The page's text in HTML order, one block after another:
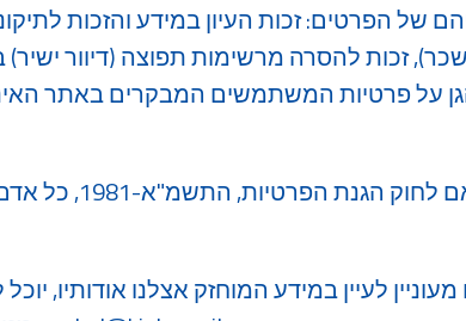
של הפרטים: זכות העיון במידע והזכות
​זכות להסרה מרשימות תפוצה (דיוור ישיר)
על פרטיות המשתמשים המבקרים באתר
​בהתאם לחוק
לעיין במידע המוחזק אצלנו אודותיו,